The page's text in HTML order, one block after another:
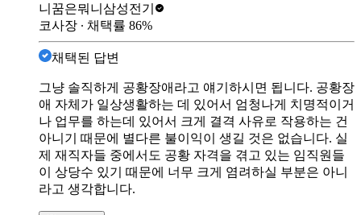
니꿈은뭐니 삼성전기
코사장 ∙ 채택률 86%
채택된 답변
그냥 솔직하게 공황장애라고 얘기하시면 됩니다. 공황장
애 자체가 일상생활하는 데 있어서 엄청나게 치명적이거
나 업무를 하는데 있어서 크게 결격 사유로 작용하는 건
아니기 때문에 별다른 불이익이 생길 것은 없습니다. 실
제 재직자들 중에서도 공황 자격을 겪고 있는 임직원들
이 상당수 있기 때문에 너무 크게 염려하실 부분은 아니
라고 생각합니다.